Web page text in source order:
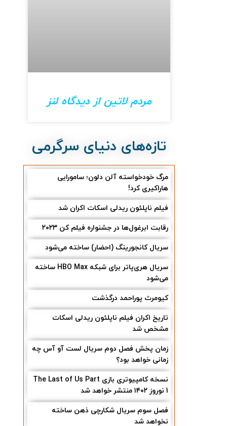
مردم لاتین از دیدگاه لنز
تازه‌های دنیای سرگرمی
مرگ خودخواسته آلن دلون؛ سامورایی
هاراکیری کرد!
فیلم ناپلئون ریدلی اسکات اکران شد
رقابت ابرغول‌ها در جشنواره فیلم کن ۲۰۲۳
سریال کانجورینگ (احضار) ساخته می‌شود
سریال هری‌پاتر برای شبکه HBO Max ساخته
می‌شود
کیومرث پوراحمد درگذشت
تاریخ اکران فیلم ناپلئون ریدلی اسکات
مشخص شد
زمان پخش فصل دوم سریال لست آو آس چه
زمانی خواهد بود؟
نسخه کامپیوتری بازی The Last of Us Part
1 نوروز ۱۴۰۲ منتشر خواهد شد
فصل سوم سریال شکارچی ذهن ساخته
نخواهد شد